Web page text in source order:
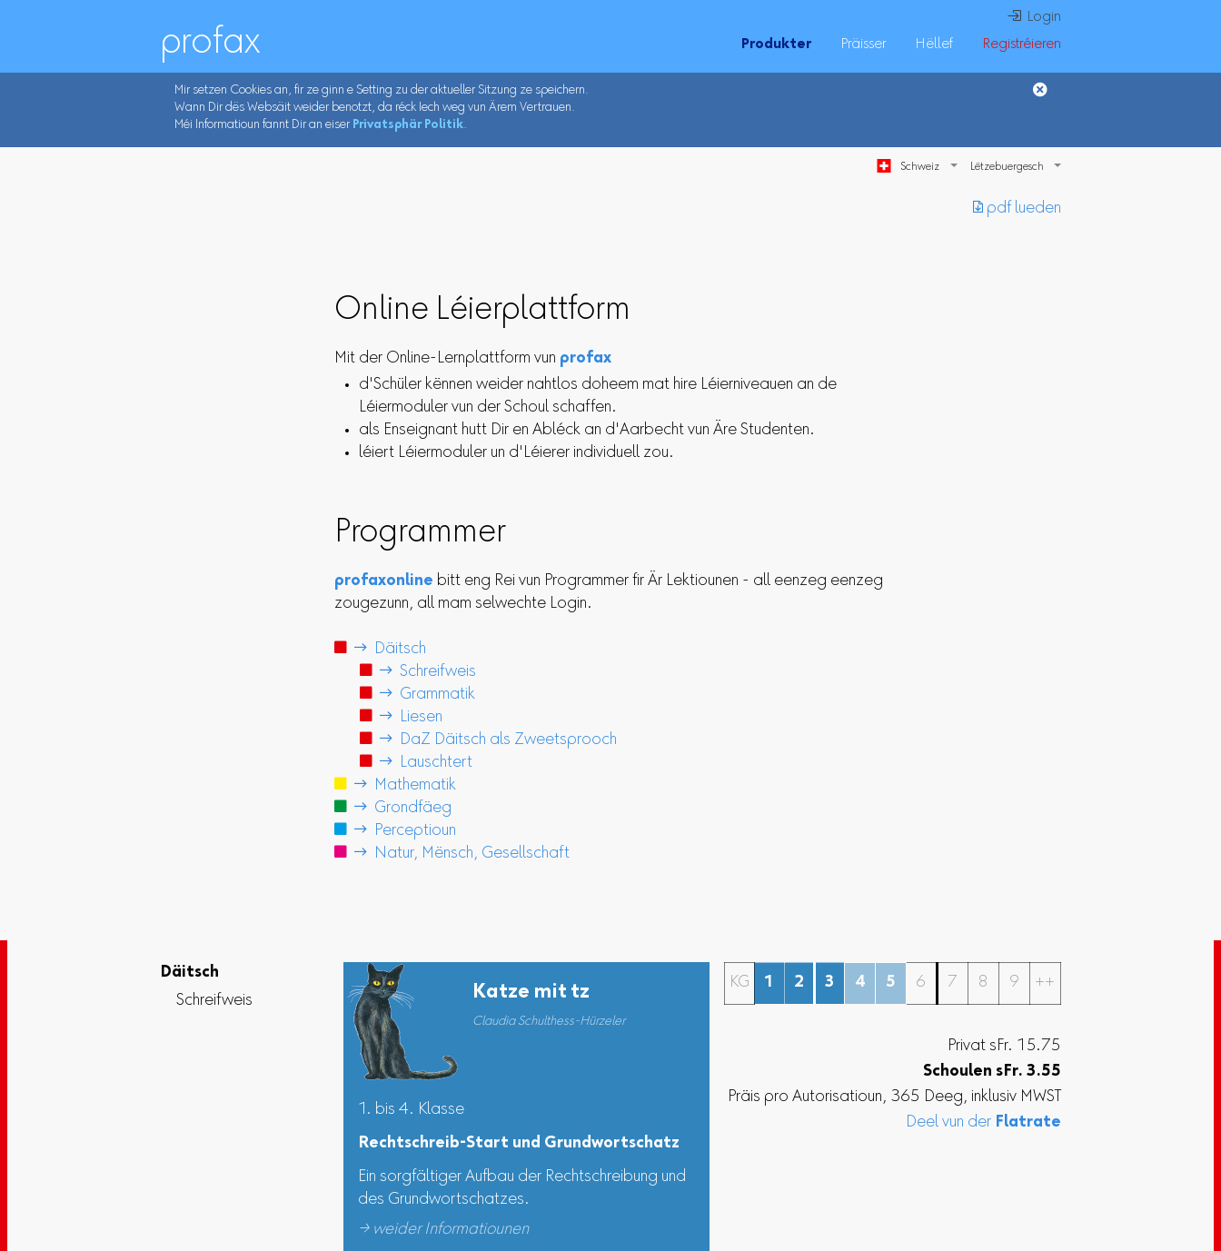
 Login
Produkter
Präisser Hëllef Registréieren
profax
Mir setzen Cookies an, fir ze ginn e Setting zu der aktueller Sitzung ze speichern.
Wann Dir dës Websäit weider benotzt, da réck Iech weg vun Ärem Vertrauen.
Méi Informatioun fannt Dir an eiser Privatsphär Politik.
Schweiz
︎ pdf lueden
Online Léierplattform
Mit der Online-Lernplattform vun profax
d'Schüler kënnen weider nahtlos doheem mat hire Léierniveauen an de
Léiermoduler vun der Schoul schaffen.
als Enseignant hutt Dir en Abléck an d'Aarbecht vun Äre Studenten.
léiert Léiermoduler un d'Léierer individuell zou.
Programmer
profaxonline bitt eng Rei vun Programmer fir Är Lektiounen - all eenzeg eenzeg
zougezunn, all mam selwechte Login.
  Däitsch
  Schreifweis
  Grammatik
  Liesen
  DaZ Däitsch als Zweetsprooch
  Lauschtert
  Mathematik
  Grondfäeg
  Perceptioun
  Natur, Mënsch, Gesellschaft
Däitsch
Schreifweis
Katze mit tz
Claudia Schulthess-Hürzeler
1. bis 4. Klasse
Rechtschreib-Start und Grundwortschatz
Ein sorgfältiger Aufbau der Rechtschreibung und
des Grundwortschatzes.
→ weider Informatiounen
KG 1 2 3 4 5 6 7 8 9 ++
Privat sFr. 15.75
Schoulen sFr. 3.55
Präis pro Autorisatioun, 365 Deeg, inklusiv MWST
Deel vun der Flatrate